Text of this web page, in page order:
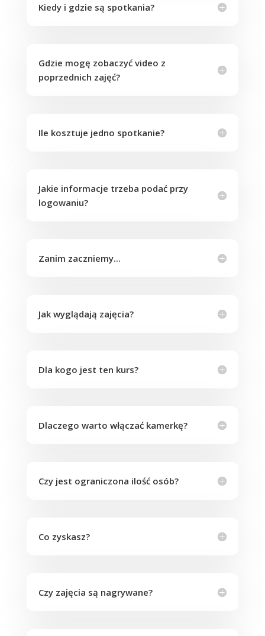
Kiedy i gdzie są spotkania?
Gdzie mogę zobaczyć video z
poprzednich zajęć?
Ile kosztuje jedno spotkanie?
Jakie informacje trzeba podać przy
logowaniu?
Zanim zaczniemy...
Jak wyglądają zajęcia?
Dla kogo jest ten kurs?
Dlaczego warto włączać kamerkę?
Czy jest ograniczona ilość osób?
Co zyskasz?
Czy zajęcia są nagrywane?